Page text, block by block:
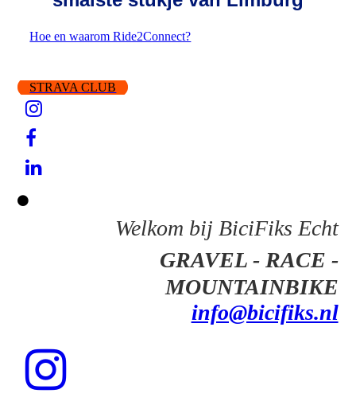
Hoe en waarom Ride2Connect?
STRAVA CLUB
Welkom bij BiciFiks Echt
GRAVEL - RACE -
MOUNTAINBIKE
info@bicifiks.nl